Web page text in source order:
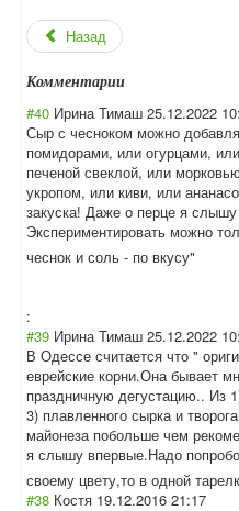
Назад
Комментарии
#40 Ирина Тимаш 25.12.2022
Сыр с чесноком можно
помидорами, или огурцами,
печеной свеклой, или
укропом, или киви, или
закуска! Даже о перце я
Экспериментировать можно
чеснок и соль - по вкусу"
:
#39 Ирина Тимаш 25.12.2022
В Одессе считается что "
еврейские корни.Она бывает
праздничную дегустацию.. Из
3) плавленного сырка и
майонеза побольше чем
я слышу впервые.Надо
своему цвету,то в одной
#38 Костя 19.12.2016 21:17